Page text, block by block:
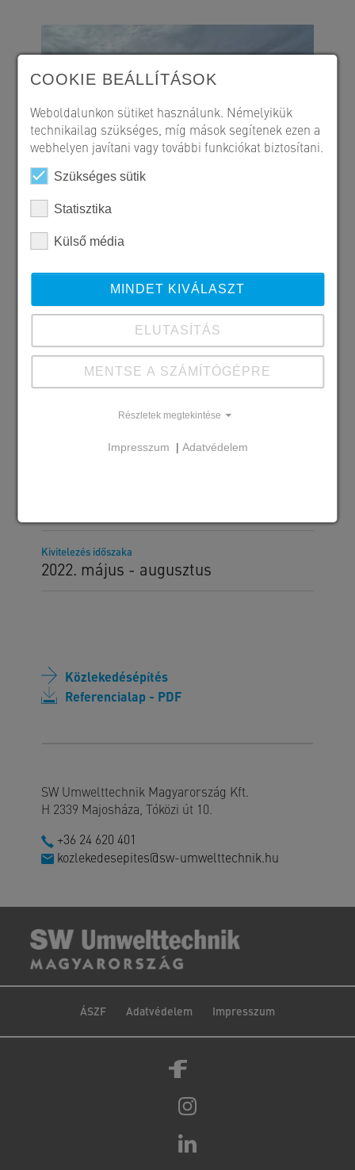
Szállított SW termékek
Egyedi támelem
Kivitelezés időszaka
2022. május - augusztus
Közlekedésépítés
Referencialap - PDF
SW Umwelttechnik Magyarország Kft.
H 2339 Majosháza, Tóközi út 10.
+36 24 620 401
kozlekedesepites@sw-umwelttechnik.hu
ÁSZF Adatvédelem Impresszum
COOKIE BEÁLLÍTÁSOK
Weboldalunkon sütiket használunk. Némelyikük
technikailag szükséges, míg mások segítenek ezen a
webhelyen javítani vagy további funkciókat biztosítani.
Szükséges sütik
Statisztika
Külső média
MINDET KIVÁLASZT
ELUTASÍTÁS
MENTSE A SZÁMÍTÓGÉPRE
Részletek megtekintése
Impresszum | Adatvédelem